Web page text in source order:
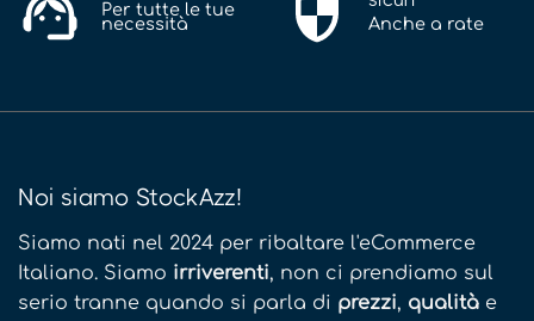
Per tutte le tue
necessità Anche a rate
Noi siamo StockAzz!
Siamo nati nel 2024 per ribaltare l'eCommerce
Italiano. Siamo irriverenti, non ci prendiamo sul
serio tranne quando si parla di prezzi, qualità e